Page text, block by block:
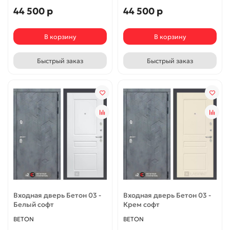
44 500 р
В корзину
Быстрый заказ
44 500 р
В корзину
Быстрый заказ
Входная дверь Бетон 03 -
Белый софт
BETON
Входная дверь Бетон 03 -
Крем софт
BETON